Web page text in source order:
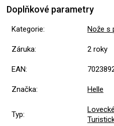
Doplňkové parametry
Kategorie: Nože s
Záruka: 2 roky
EAN:
Značka: Helle
Typ:
Lovecké